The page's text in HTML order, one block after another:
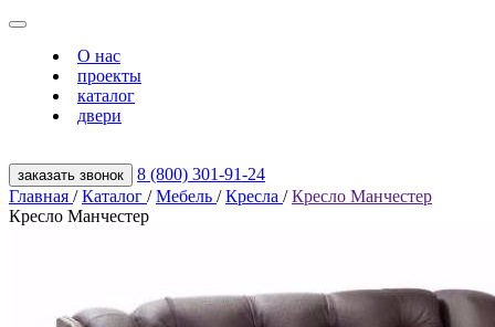
О нас
проекты
каталог
двери
заказать звонок
8 (800) 301‑91‑24
Главная / Каталог / Мебель / Кресла / Кресло Манчестер
Кресло Манчестер